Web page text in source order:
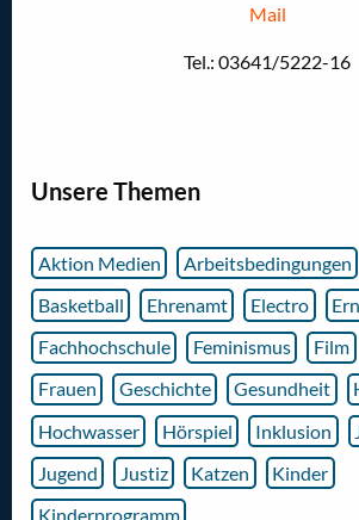
Mail
Tel.: 03641/5222-16
Unsere Themen
Aktion Medien Arbeitsbedingungen
Basketball
Ehrenamt Electro
Fachhochschule
Feminismus Film
Frauen
Geschichte Gesundheit
Hochwasser
Hörspiel Inklusion
Jugend
Justiz Katzen
Kinder
Kinderprogramm